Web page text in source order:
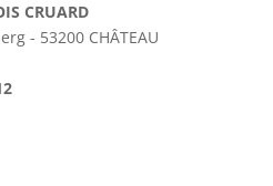
CRUARD
- 53200 CHÂTEAU